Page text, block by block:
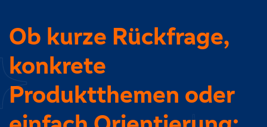
Ob kurze Rückfrage,
konkrete
Produktthemen oder